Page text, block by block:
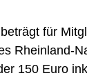
für
Rheinland-
150 Euro